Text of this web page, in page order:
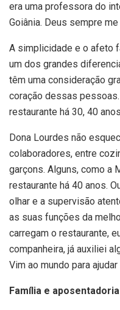
era uma professora do
Goiânia. Deus sempre me
A simplicidade e o afeto
um dos grandes
têm uma consideração
coração dessas
restaurante há 30, 40
Dona Lourdes não
colaboradores, entre
garçons. Alguns, como a
restaurante há 40 anos.
olhar e a supervisão
as suas funções da
carregam o restaurante,
companheira, já auxiliei
Vim ao mundo para
Família e aposentadoria